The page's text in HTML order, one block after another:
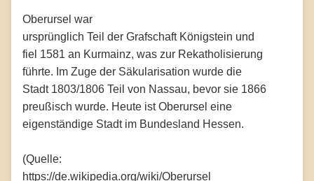
Oberursel war
ursprünglich Teil der Grafschaft Königstein und
fiel 1581 an Kurmainz, was zur Rekatholisierung
führte. Im Zuge der Säkularisation wurde die
Stadt 1803/1806 Teil von Nassau, bevor sie 1866
preußisch wurde. Heute ist Oberursel eine
eigenständige Stadt im Bundesland Hessen.
(Quelle:
https://de.wikipedia.org/wiki/Oberursel_